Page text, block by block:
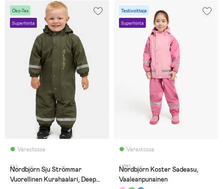
Öko-Tex
Superhinta
Varastossa
(4)
Nordbjörn Sju Strömmar
Vuorellinen Kurahaalari, Deep
Testivoittaja
Superhinta
Varastossa
(121)
Nordbjörn Koster Sadeasu,
Vaaleanpunainen